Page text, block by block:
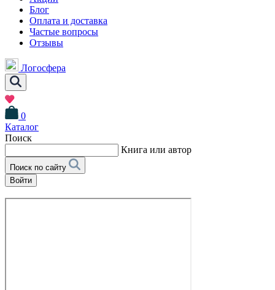
Блог
Оплата и доставка
Частые вопросы
Отзывы
Логосфера
0
Каталог
Поиск
Книга или автор
Поиск по сайту
Войти